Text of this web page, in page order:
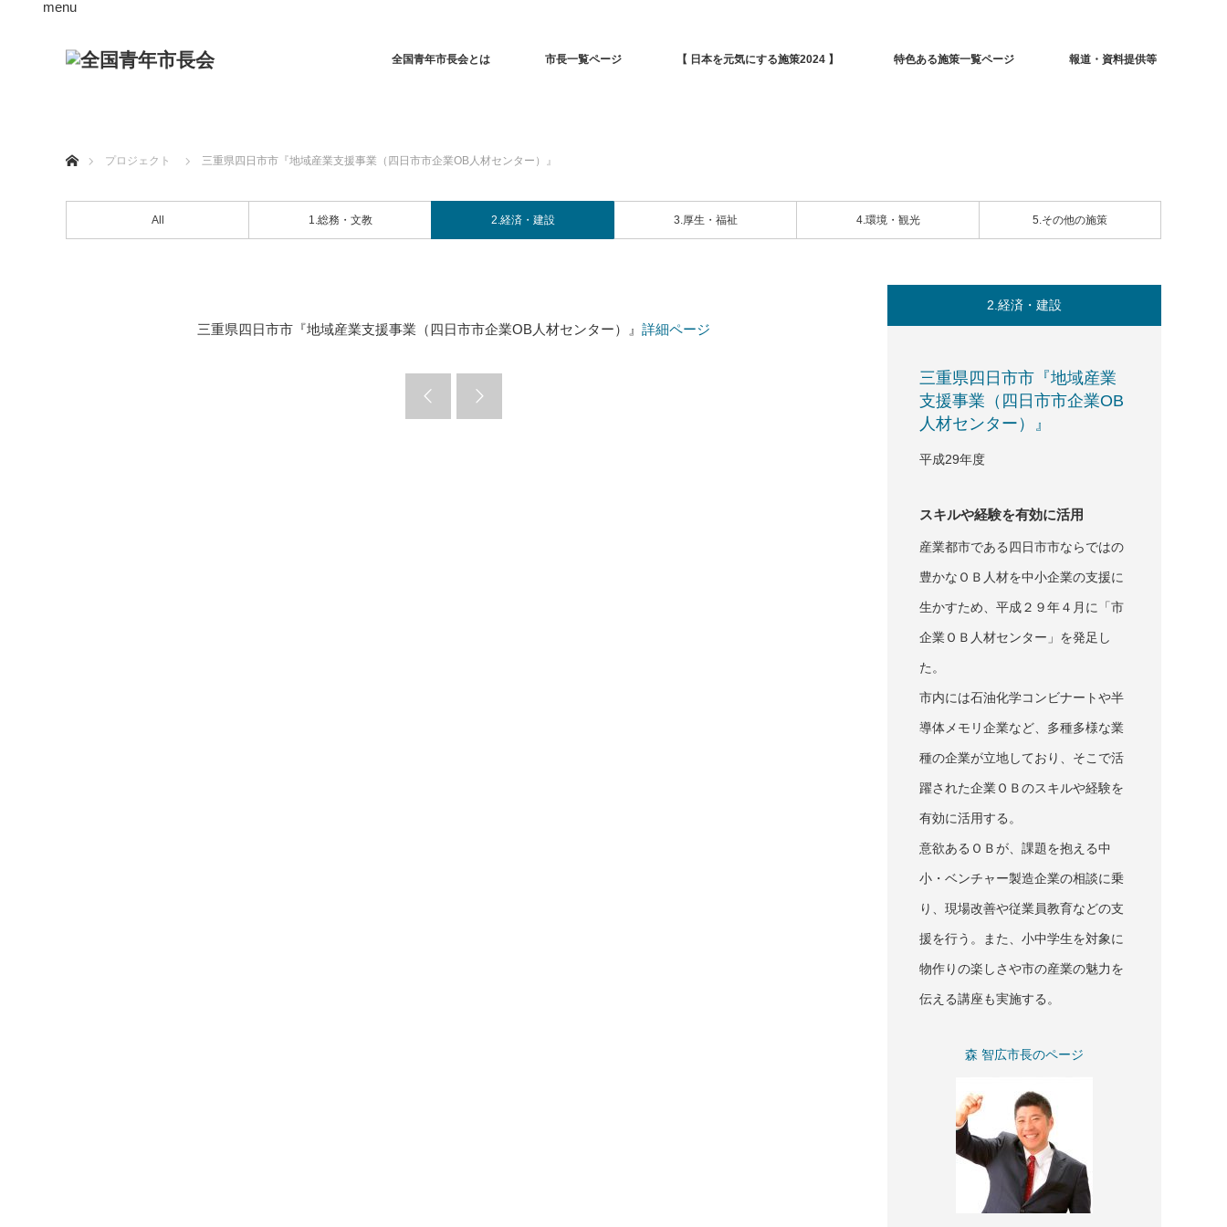
全国青年市長会とは 市長一覧ページ 【 日本を元気にする施策2024 】 特色ある施策一覧ページ 報道・資料提供等
menu
プロジェクト
三重県四日市市『地域産業支援事業（四日市市企業OB人材センター）』
All 1.総務・文教 2.経済・建設 3.厚生・福祉 4.環境・観光 5.その他の施策
2.経済・建設
三重県四日市市『地域産業
支援事業（四日市市企業OB
人材センター）』
平成29年度
スキルや経験を有効に活用
産業都市である四日市市ならではの
豊かなＯＢ人材を中小企業の支援に
生かすため、平成２９年４月に「市
企業ＯＢ人材センター」を発足し
た。
市内には石油化学コンビナートや半
導体メモリ企業など、多種多様な業
種の企業が立地しており、そこで活
躍された企業ＯＢのスキルや経験を
有効に活用する。
意欲あるＯＢが、課題を抱える中
小・ベンチャー製造企業の相談に乗
り、現場改善や従業員教育などの支
援を行う。また、小中学生を対象に
物作りの楽しさや市の産業の魅力を
伝える講座も実施する。
森 智広市長のページ
三重県四日市市『地域産業支援事業（四日市市企業OB人材センター）』 詳細ページ